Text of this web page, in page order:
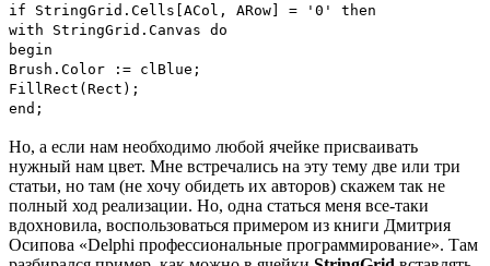
if StringGrid.Cells[ACol, ARow] = '0' then
with StringGrid.Canvas do
begin
Brush.Color := clBlue;
FillRect(Rect);
end;
Но, а если нам необходимо любой ячейке присваивать
нужный нам цвет. Мне встречались на эту тему две или три
статьи, но там (не хочу обидеть их авторов) скажем так не
полный ход реализации. Но, одна статься меня все-таки
вдохновила, воспользоваться примером из книги Дмитрия
Осипова «Delphi профессиональные программирование». Там